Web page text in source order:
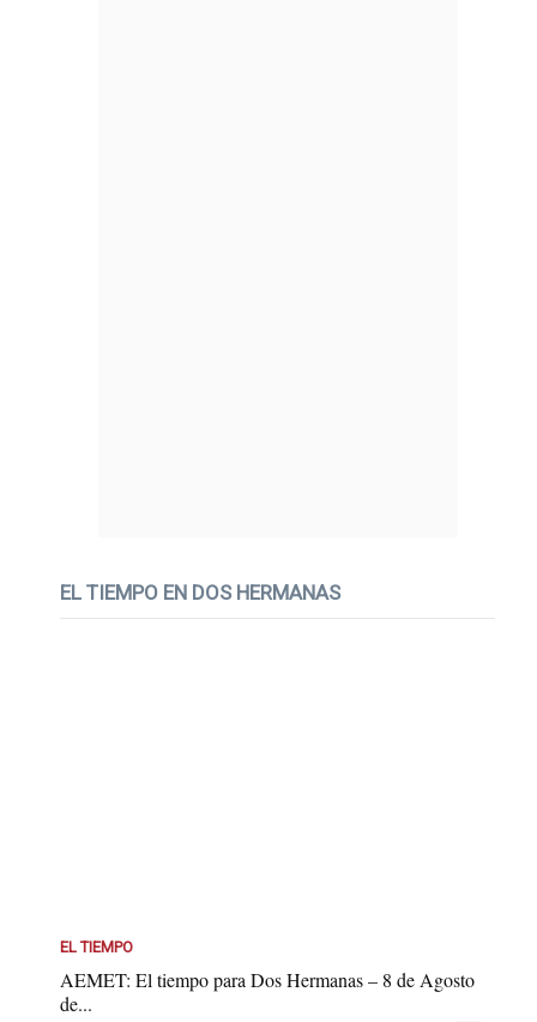
EL TIEMPO EN DOS HERMANAS
EL TIEMPO
AEMET: El tiempo para Dos Hermanas – 8 de Agosto
de...